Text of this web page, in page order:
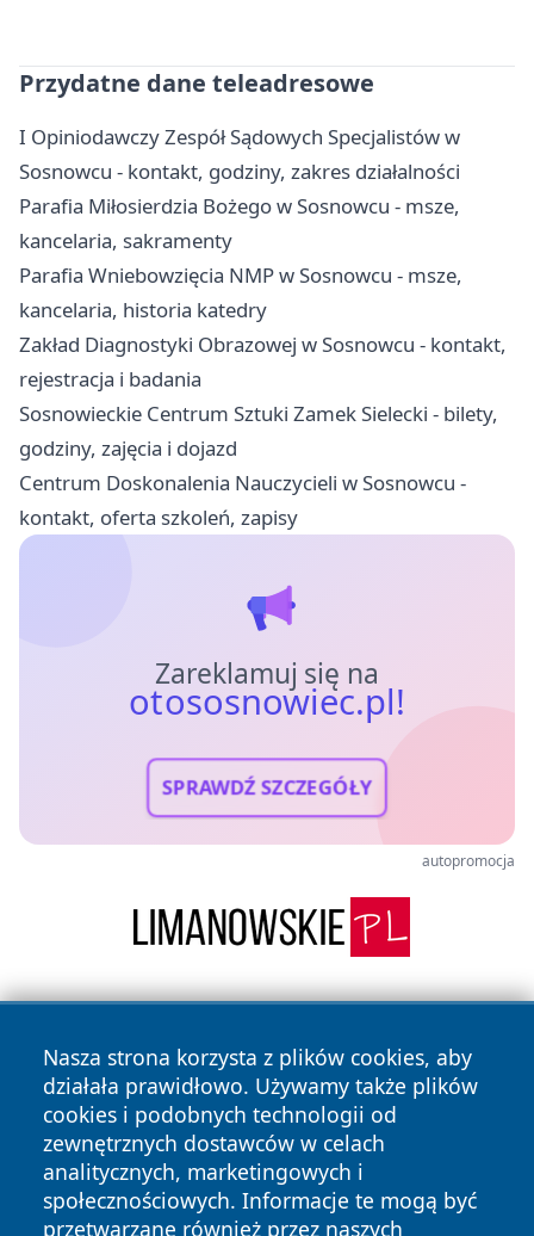
Przydatne dane teleadresowe
I Opiniodawczy Zespół Sądowych Specjalistów w
Sosnowcu - kontakt, godziny, zakres działalności
Parafia Miłosierdzia Bożego w Sosnowcu - msze,
kancelaria, sakramenty
Parafia Wniebowzięcia NMP w Sosnowcu - msze,
kancelaria, historia katedry
Zakład Diagnostyki Obrazowej w Sosnowcu - kontakt,
rejestracja i badania
Sosnowieckie Centrum Sztuki Zamek Sielecki - bilety,
godziny, zajęcia i dojazd
Centrum Doskonalenia Nauczycieli w Sosnowcu -
kontakt, oferta szkoleń, zapisy
Zareklamuj się na
otososnowiec.pl!
SPRAWDŹ SZCZEGÓŁY
autopromocja
Nasza strona korzysta z plików cookies, aby
działała prawidłowo. Używamy także plików
cookies i podobnych technologii od
zewnętrznych dostawców w celach
analitycznych, marketingowych i
społecznościowych. Informacje te mogą być
przetwarzane również przez naszych
Copyright © 2026 otososnowiec.pl Wszystkie prawa
zastrzeżone.